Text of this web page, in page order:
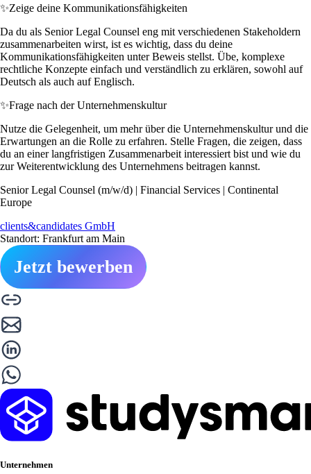
✨Zeige deine Kommunikationsfähigkeiten
Da du als Senior Legal Counsel eng mit verschiedenen Stakeholdern
zusammenarbeiten wirst, ist es wichtig, dass du deine
Kommunikationsfähigkeiten unter Beweis stellst. Übe, komplexe
rechtliche Konzepte einfach und verständlich zu erklären, sowohl auf
Deutsch als auch auf Englisch.
✨Frage nach der Unternehmenskultur
Nutze die Gelegenheit, um mehr über die Unternehmenskultur und die
Erwartungen an die Rolle zu erfahren. Stelle Fragen, die zeigen, dass
du an einer langfristigen Zusammenarbeit interessiert bist und wie du
zur Weiterentwicklung des Unternehmens beitragen kannst.
Senior Legal Counsel (m/w/d) | Financial Services | Continental
Europe
clients&candidates GmbH
Standort: Frankfurt am Main
Jetzt bewerben
Unternehmen